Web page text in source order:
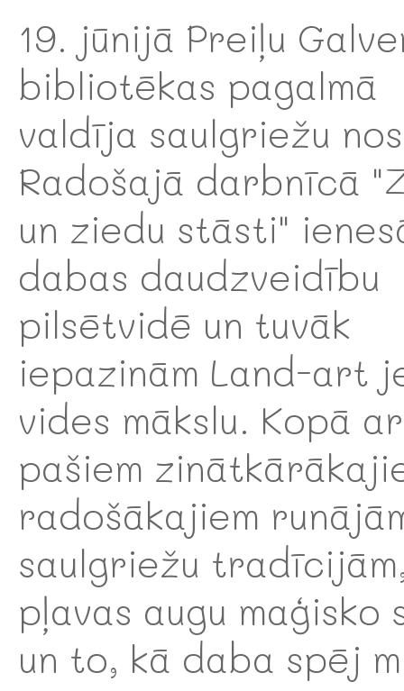
19. jūnijā Preiļu
bibliotēkas pagalmā
valdīja saulgriežu
Radošajā darbnīcā
un ziedu stāsti"
dabas daudzveidību
pilsētvidē un tuvāk
iepazinām Land-art
vides mākslu. Kopā ar
pašiem
radošākajiem
saulgriežu
pļavas augu maģisko
un to, kā daba spēj